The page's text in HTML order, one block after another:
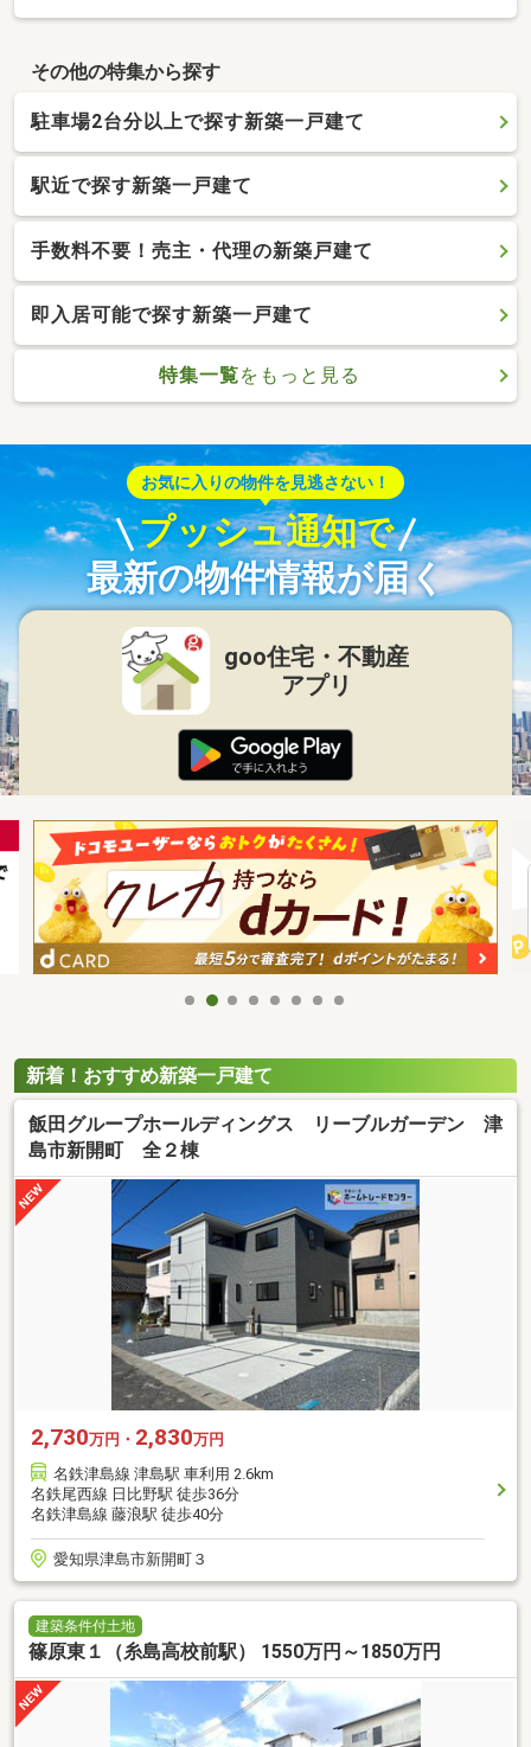
その他の特集から探す
駐車場2台分以上で探す新築一戸建て
駅近で探す新築一戸建て
手数料不要！売主・代理の新築戸建て
即入居可能で探す新築一戸建て
特集一覧をもっと見る
お気に入りの物件を見逃さない！
プッシュ通知で
最新の物件情報が届く
goo住宅・不動産
アプリ
新着！おすすめ新築一戸建て
飯田グループホールディングス リーブルガーデン 津
島市新開町 全２棟
2,730万円・ 2,830万円
名鉄津島線 津島駅 車利用 2.6km
名鉄尾西線 日比野駅 徒歩36分
名鉄津島線 藤浪駅 徒歩40分
愛知県津島市新開町３
建築条件付土地
篠原東１（糸島高校前駅） 1550万円～1850万円